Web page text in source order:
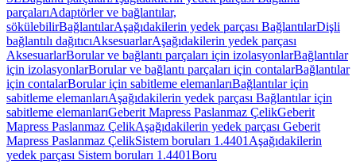
parçalarıAdaptörler ve bağlantılar,
sökülebilirBağlantılarAşağıdakilerin yedek parçası BağlantılarDişli
bağlantılı dağıtıcıAksesuarlarAşağıdakilerin yedek parçası
AksesuarlarBorular ve bağlantı parçaları için izolasyonlarBağlantılar
için izolasyonlarBorular ve bağlantı parçaları için contalarBağlantılar
için contalarBorular için sabitleme elemanlarıBağlantılar için
sabitleme elemanlarıAşağıdakilerin yedek parçası Bağlantılar için
sabitleme elemanlarıGeberit Mapress Paslanmaz ÇelikGeberit
Mapress Paslanmaz ÇelikAşağıdakilerin yedek parçası Geberit
Mapress Paslanmaz ÇelikSistem boruları 1.4401 Aşağıdakilerin
yedek parçası Sistem boruları 1.4401Boru